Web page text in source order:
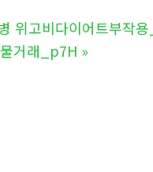
위고비다이어트부작
거래_p7H »